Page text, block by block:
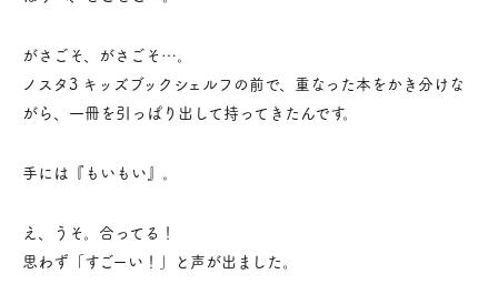
がさごそ、がさごそ…。
ノスタ3 キッズブックシェルフの前で、重なった本をかき分けな
がら、一冊を引っぱり出して持ってきたんです。
手には『もいもい』。
え、うそ。合ってる！
思わず「すごーい！」と声が出ました。